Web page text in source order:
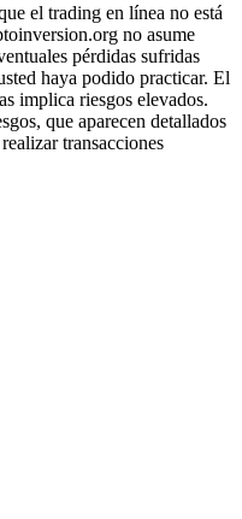
el trading en línea no está
no asume
pérdidas sufridas
haya podido practicar. El
implica riesgos elevados.
que aparecen detallados
transacciones